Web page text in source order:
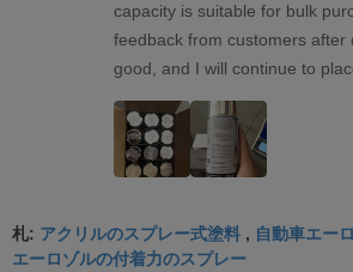
capacity is suitable for bulk
feedback from customers after
good, and I will continue to
札: アクリルのスプレー式塗料 , 自動車エー
エーロゾルの付着力のスプレー